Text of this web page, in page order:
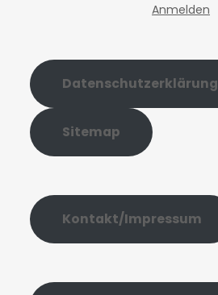
Anmelden
Datenschutzerklärung
Sitemap
Kontakt/Impressum